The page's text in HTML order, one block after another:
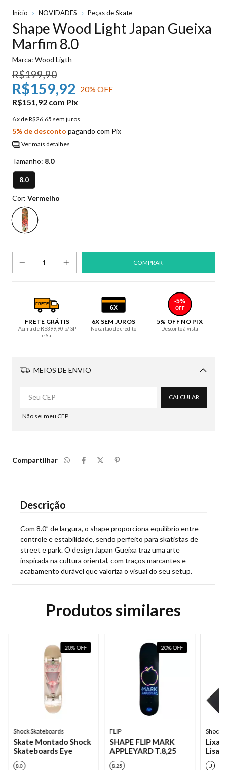
Início NOVIDADES Peças de Skate
Shape Wood Light Japan Gueixa
Marfim 8.0
Marca: Wood Ligth
R$199,90
R$159,92 20% OFF
R$151,92 com Pix
6x deR$26,65 sem juros
5% de desconto pagando com Pix
Ver mais detalhes
Tamanho: 8.0
8.0
Cor: Vermelho
FRETE
FRETE GRÁTIS
Acima de R$399,90 p/ SP
e Sul
6X
6X SEM JUROS
No cartão de crédito
-5%
OFF
5% OFF NO PIX
Desconto à vista
MEIOS DE ENVIO
Alterar CEP
CALCULAR
Não sei meu CEP
Compartilhar
Descrição
Com 8.0” de largura, o shape proporciona equilíbrio entre
controle e estabilidade, sendo perfeito para skatistas de
street e park. O design Japan Gueixa traz uma arte
inspirada na cultura oriental, com traços marcantes e
acabamento durável que valoriza o visual do seu setup.
Produtos similares
20%OFF
Shock Skateboards
Skate Montado Shock
Skateboards Eye
8.0
20%OFF
FLIP
SHAPE FLIP MARK
APPLEYARD T.8,25
8.25
Shock
Lixa
Lisa
U